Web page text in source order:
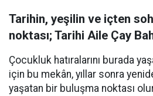
Tarihin, yeşilin ve içten
noktası; Tarihi Aile Çay
Çocukluk hatıralarını burada
için bu mekân, yıllar sonra
yaşatan bir buluşma noktası